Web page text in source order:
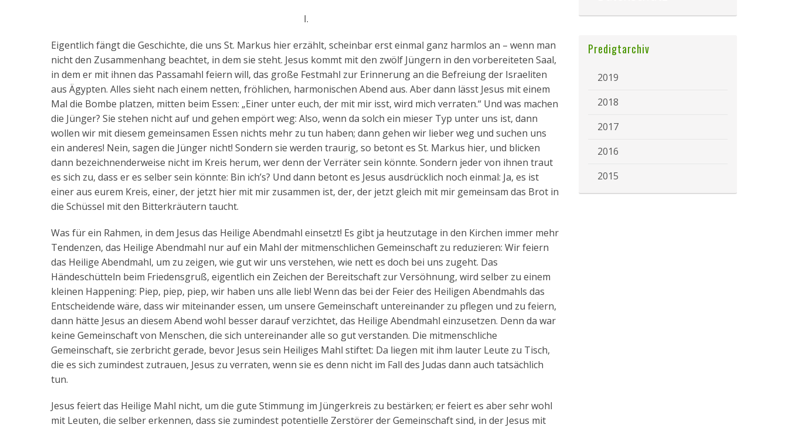
I.
Eigentlich fängt die Geschichte, die uns St. Markus hier erzählt, scheinbar erst einmal ganz harmlos an – wenn man
nicht den Zusammenhang beachtet, in dem sie steht. Jesus kommt mit den zwölf Jüngern in den vorbereiteten Saal,
in dem er mit ihnen das Passamahl feiern will, das große Festmahl zur Erinnerung an die Befreiung der Israeliten
aus Ägypten. Alles sieht nach einem netten, fröhlichen, harmonischen Abend aus. Aber dann lässt Jesus mit einem
Mal die Bombe platzen, mitten beim Essen: „Einer unter euch, der mit mir isst, wird mich verraten.“ Und was machen
die Jünger? Sie stehen nicht auf und gehen empört weg: Also, wenn da solch ein mieser Typ unter uns ist, dann
wollen wir mit diesem gemeinsamen Essen nichts mehr zu tun haben; dann gehen wir lieber weg und suchen uns
ein anderes! Nein, sagen die Jünger nicht! Sondern sie werden traurig, so betont es St. Markus hier, und blicken
dann bezeichnenderweise nicht im Kreis herum, wer denn der Verräter sein könnte. Sondern jeder von ihnen traut
es sich zu, dass er es selber sein könnte: Bin ich’s? Und dann betont es Jesus ausdrücklich noch einmal: Ja, es ist
einer aus eurem Kreis, einer, der jetzt hier mit mir zusammen ist, der, der jetzt gleich mit mir gemeinsam das Brot in
die Schüssel mit den Bitterkräutern taucht.
Was für ein Rahmen, in dem Jesus das Heilige Abendmahl einsetzt! Es gibt ja heutzutage in den Kirchen immer mehr
Tendenzen, das Heilige Abendmahl nur auf ein Mahl der mitmenschlichen Gemeinschaft zu reduzieren: Wir feiern
das Heilige Abendmahl, um zu zeigen, wie gut wir uns verstehen, wie nett es doch bei uns zugeht. Das
Händeschütteln beim Friedensgruß, eigentlich ein Zeichen der Bereitschaft zur Versöhnung, wird selber zu einem
kleinen Happening: Piep, piep, piep, wir haben uns alle lieb! Wenn das bei der Feier des Heiligen Abendmahls das
Entscheidende wäre, dass wir miteinander essen, um unsere Gemeinschaft untereinander zu pflegen und zu feiern,
dann hätte Jesus an diesem Abend wohl besser darauf verzichtet, das Heilige Abendmahl einzusetzen. Denn da war
keine Gemeinschaft von Menschen, die sich untereinander alle so gut verstanden. Die mitmenschliche
Gemeinschaft, sie zerbricht gerade, bevor Jesus sein Heiliges Mahl stiftet: Da liegen mit ihm lauter Leute zu Tisch,
die es sich zumindest zutrauen, Jesus zu verraten, wenn sie es denn nicht im Fall des Judas dann auch tatsächlich
tun.
Jesus feiert das Heilige Mahl nicht, um die gute Stimmung im Jüngerkreis zu bestärken; er feiert es aber sehr wohl
mit Leuten, die selber erkennen, dass sie zumindest potentielle Zerstörer der Gemeinschaft sind, in der Jesus mit
Predigtarchiv
2019
2018
2017
2016
2015